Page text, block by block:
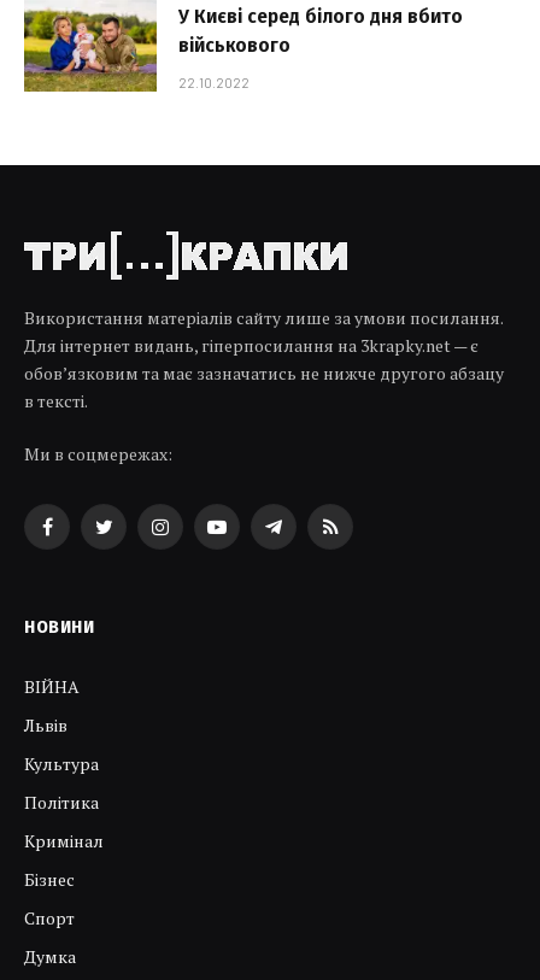
У Києві серед білого дня вбито
військового
22.10.2022
Використання матеріалів сайту лише за умови посилання.
Для інтернет видань, гіперпосилання на 3krapky.net — є
обов’язковим та має зазначатись не нижче другого абзацу
в тексті.
Ми в соцмережах:
FacebookTwitterInstagramYouTubeTelegramRSS
НОВИНИ
ВІЙНА
Львів
Культура
Політика
Кримінал
Бізнес
Спорт
Думка